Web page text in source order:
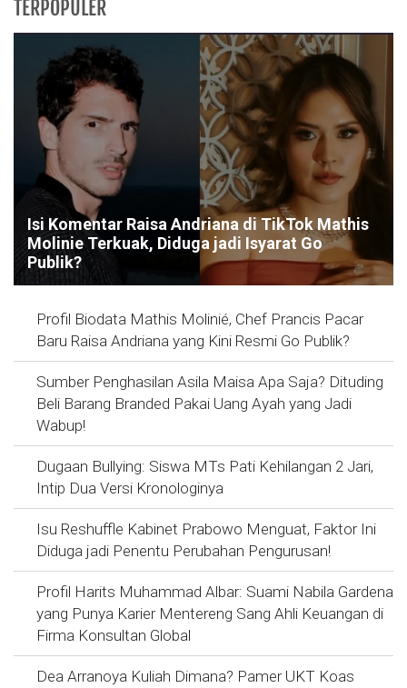
TERPOPULER
Isi Komentar Raisa Andriana di TikTok Mathis
Molinie Terkuak, Diduga jadi Isyarat Go
Publik?
Profil Biodata Mathis Molinié, Chef Prancis Pacar
Baru Raisa Andriana yang Kini Resmi Go Publik?
Sumber Penghasilan Asila Maisa Apa Saja? Dituding
Beli Barang Branded Pakai Uang Ayah yang Jadi
Wabup!
Dugaan Bullying: Siswa MTs Pati Kehilangan 2 Jari,
Intip Dua Versi Kronologinya
Isu Reshuffle Kabinet Prabowo Menguat, Faktor Ini
Diduga jadi Penentu Perubahan Pengurusan!
Profil Harits Muhammad Albar: Suami Nabila Gardena
yang Punya Karier Mentereng Sang Ahli Keuangan di
Firma Konsultan Global
Dea Arranoya Kuliah Dimana? Pamer UKT Koas